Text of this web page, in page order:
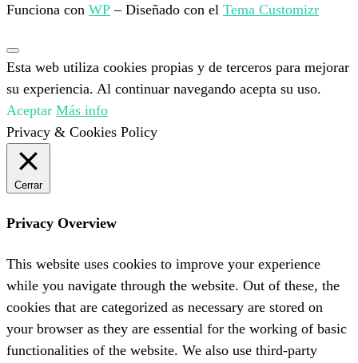
Funciona con WP – Diseñado con el Tema Customizr
Esta web utiliza cookies propias y de terceros para mejorar
su experiencia. Al continuar navegando acepta su uso.
Aceptar Más info
Privacy & Cookies Policy
Cerrar
Privacy Overview
This website uses cookies to improve your experience
while you navigate through the website. Out of these, the
cookies that are categorized as necessary are stored on
your browser as they are essential for the working of basic
functionalities of the website. We also use third-party